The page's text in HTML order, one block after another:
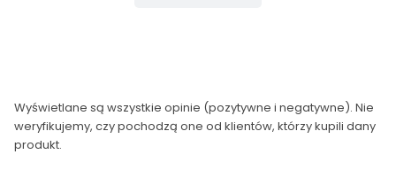
Wyświetlane są wszystkie opinie (pozytywne i negatywne). Nie
weryfikujemy, czy pochodzą one od klientów, którzy kupili dany
produkt.